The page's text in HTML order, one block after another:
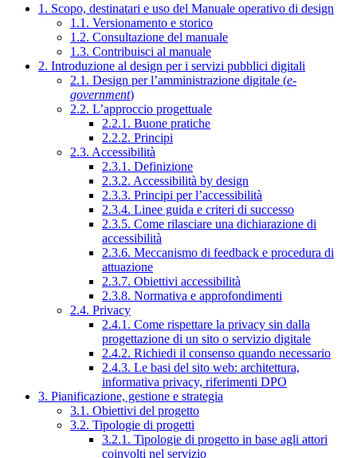
1. Scopo, destinatari e uso del Manuale operativo di design
1.1. Versionamento e storico
1.2. Consultazione del manuale
1.3. Contribuisci al manuale
2. Introduzione al design per i servizi pubblici digitali
2.1. Design per l’amministrazione digitale (e-
government)
2.2. L’approccio progettuale
2.2.1. Buone pratiche
2.2.2. Principi
2.3. Accessibilità
2.3.1. Definizione
2.3.2. Accessibilità by design
2.3.3. Principi per l’accessibilità
2.3.4. Linee guida e criteri di successo
2.3.5. Come rilasciare una dichiarazione di
accessibilità
2.3.6. Meccanismo di feedback e procedura di
attuazione
2.3.7. Obiettivi accessibilità
2.3.8. Normativa e approfondimenti
2.4. Privacy
2.4.1. Come rispettare la privacy sin dalla
progettazione di un sito o servizio digitale
2.4.2. Richiedi il consenso quando necessario
2.4.3. Le basi del sito web: architettura,
informativa privacy, riferimenti DPO
3. Pianificazione, gestione e strategia
3.1. Obiettivi del progetto
3.2. Tipologie di progetti
3.2.1. Tipologie di progetto in base agli attori
coinvolti nel servizio